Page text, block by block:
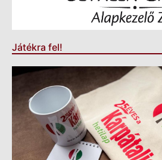
Játékra fel!